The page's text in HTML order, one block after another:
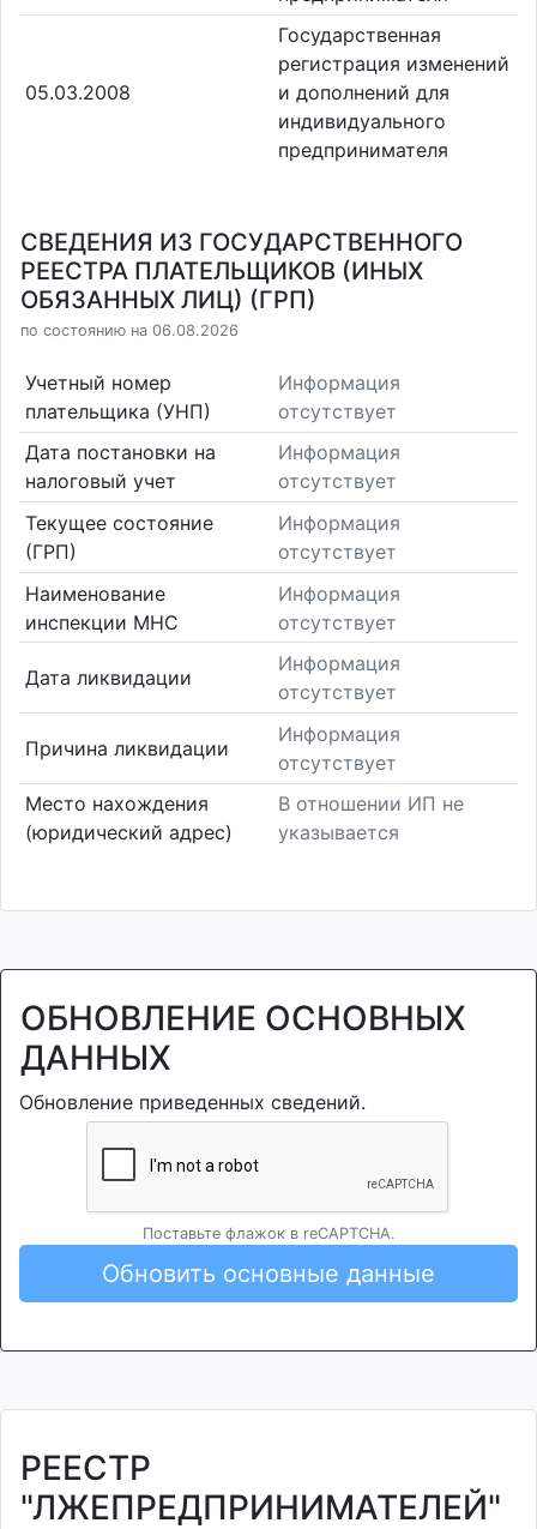
05.03.2008
Государственная
регистрация изменений
и дополнений для
индивидуального
предпринимателя
СВЕДЕНИЯ ИЗ ГОСУДАРСТВЕННОГО
РЕЕСТРА ПЛАТЕЛЬЩИКОВ (ИНЫХ
ОБЯЗАННЫХ ЛИЦ) (ГРП)
по состоянию на 06.08.2026
Учетный номер
плательщика (УНП)
Информация
отсутствует
Дата постановки на
налоговый учет
Информация
отсутствует
Текущее состояние
(ГРП)
Информация
отсутствует
Наименование
инспекции МНС
Информация
отсутствует
Дата ликвидации
Информация
отсутствует
Причина ликвидации
Информация
отсутствует
Место нахождения
(юридический адрес)
В отношении ИП не
указывается
ОБНОВЛЕНИЕ ОСНОВНЫХ
ДАННЫХ
Обновление приведенных сведений.
Поставьте флажок в reCAPTCHA.
Обновить основные данные
РЕЕСТР
"ЛЖЕПРЕДПРИНИМАТЕЛЕЙ"